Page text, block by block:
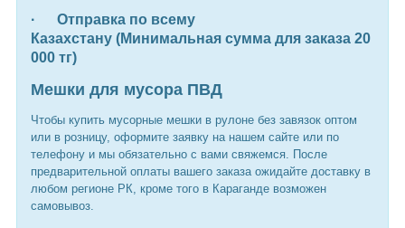
· Отправка по всему
Казахстану (Минимальная сумма для заказа 20
000 тг)
Мешки для мусора ПВД
Чтобы купить мусорные мешки в рулоне без завязок оптом
или в розницу, оформите заявку на нашем сайте или по
телефону и мы обязательно с вами свяжемся. После
предварительной оплаты вашего заказа ожидайте доставку в
любом регионе РК, кроме того в Караганде возможен
самовывоз.